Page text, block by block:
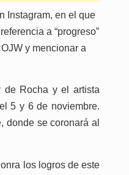
Instagram, en el que
a “progreso”
y mencionar a
de Rocha y el artista
5 y 6 de noviembre.
donde se coronará al
los logros de este